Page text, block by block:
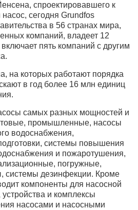
спроектировавшего к
сегодня Grundfos
в 56 странах мира,
компаний, владеет 12
пять компаний с другим
на которых работают порядка
в год более 16 млн единиц
самых разных мощностей и
промышленные, насосы
водоснабжения,
системы повышения
и пожаротушения,
погружные,
системы дезинфекции. Кроме
компоненты для насосной
устройства и комплексы
насосами и насосными